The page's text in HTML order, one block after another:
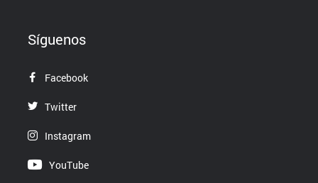
Síguenos
Facebook
Twitter
Instagram
YouTube